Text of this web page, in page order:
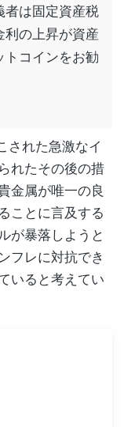
者は固定資産税
利の上昇が資産
コインをお勧
された急激なイ
れたその後の措
金属が唯一の良
ことに言及する
が暴落しようと
フレに対抗でき
いると考えてい